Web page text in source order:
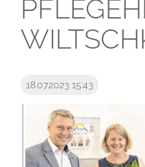
18.07.2023 15:43